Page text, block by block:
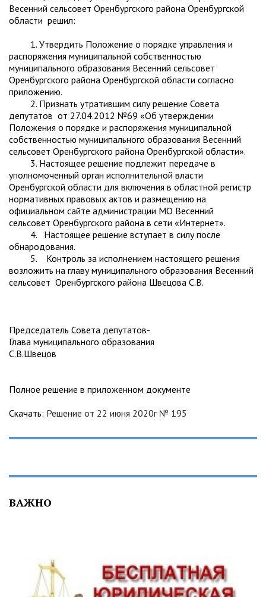
Весенний сельсовет Оренбургского района Оренбургской
области решил:
1. Утвердить Положение о порядке управления и
распоряжения муниципальной собственностью
муниципального образования Весенний сельсовет
Оренбургского района Оренбургской области согласно
приложению.
2. Признать утратившим силу решение Совета
депутатов от 27.04.2012 №69 «Об утверждении
Положения о порядке и распоряжения муниципальной
собственностью муниципального образования Весенний
сельсовет Оренбургского района Оренбургской области».
3. Настоящее решение подлежит передаче в
уполномоченный орган исполнительной власти
Оренбургской области для включения в областной регистр
нормативных правовых актов и размещению на
официальном сайте администрации МО Весенний
сельсовет Оренбургского района в сети «Интернет».
4. Настоящее решение вступает в силу после
обнародования.
5. Контроль за исполнением настоящего решения
возложить на главу муниципального образования Весенний
сельсовет Оренбургского района Швецова С.В.
Председатель Совета депутатов-
Глава муниципального образования
С.В.Швецов
Полное решение в приложенном документе
Скачать: Решение от 22 июня 2020г № 195
ВАЖНО